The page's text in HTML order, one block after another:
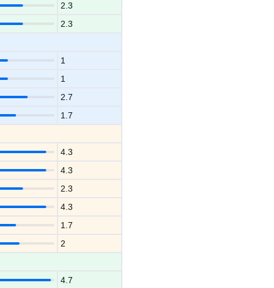
2.3
2.3
1
1
2.7
1.7
4.3
4.3
2.3
4.3
1.7
2
4.7